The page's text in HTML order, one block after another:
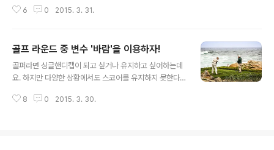
가장 큰 매력이지 않을까 생각이 들어요.나이에 따라 다른
거움이 다른 스포츠 골프! 스포츠와 나이의 상관관계에 대
한 연구를 보면 절정의 기량을 보이는 최전성기는 스포츠
종목별로 약간씩 차이가 있는데요. 테니스의 경우 22세~2
보다 조금 늦은 30대 초반에 최전성기를 맞는다고 해요.
6 0 2015. 3. 31.
골프 라운드 중 변수 '바람'을 이용하자!
골퍼라면 싱글핸디캡이 되고 싶거나 유지하고 싶어하는데
요. 하지만 다양한 상황에서도 스코어를 유지하지 못한다
날의 라운드에 약점을 가진 골퍼들이 많죠. 자연 현상에도
8 0 2015. 3. 30.